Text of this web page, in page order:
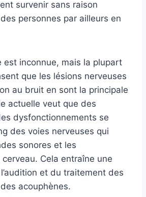
survenir sans raison
personnes par ailleurs en
est inconnue, mais la plupart
que les lésions nerveuses
au bruit en sont la principale
actuelle veut que des
dysfonctionnements se
des voies nerveuses qui
sonores et les
Cela entraîne une
et du traitement des
acouphènes.